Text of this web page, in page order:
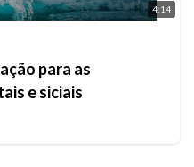
4:14
para as
e siciais